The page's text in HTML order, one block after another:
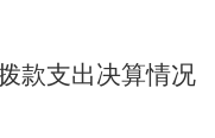
款支出决算情况